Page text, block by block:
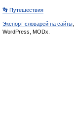
👣 Путешествия
Экспорт словарей на сайты
WordPress, MODx.